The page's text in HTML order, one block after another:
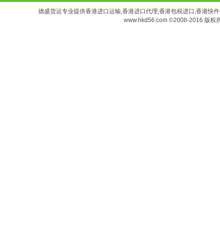
德盛货运专业提供香港进口运输,香港进口代理,香港包税进口,香港
www.hkd56.com©2008-2016 版权